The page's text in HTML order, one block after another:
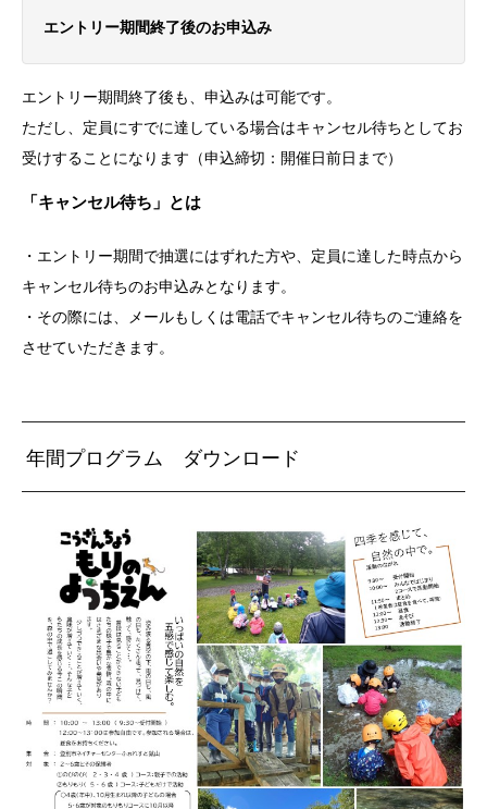
エントリー期間終了後のお申込み
エントリー期間終了後も、申込みは可能です。
ただし、定員にすでに達している場合はキャンセル待ちとしてお
受けすることになります（申込締切：開催日前日まで）
「キャンセル待ち」とは
・エントリー期間で抽選にはずれた方や、定員に達した時点から
キャンセル待ちのお申込みとなります。
・その際には、メールもしくは電話でキャンセル待ちのご連絡を
させていただきます。
年間プログラム ダウンロード